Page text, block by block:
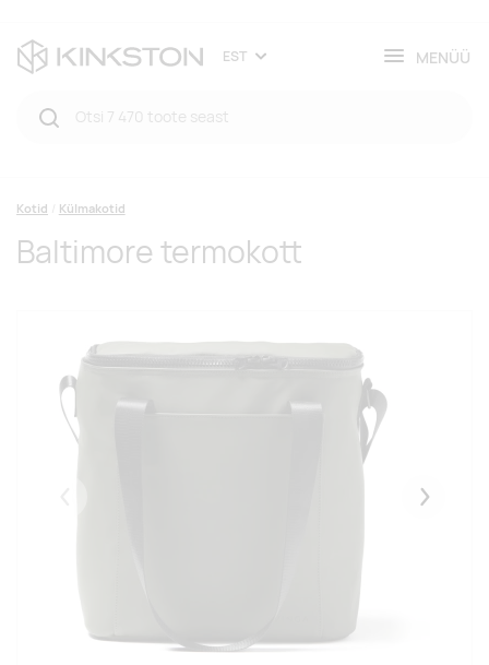
EST MENÜÜ
Kotid Külmakotid
Baltimore termokott